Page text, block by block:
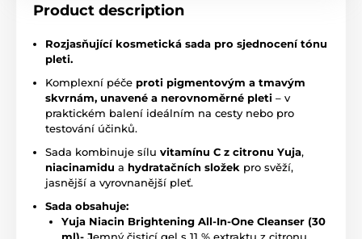
Product description
Rozjasňující kosmetická sada pro sjednocení tónu
pleti.
Komplexní péče proti pigmentovým a tmavým
skvrnám, unavené a nerovnoměrné pleti – v
praktickém balení ideálním na cesty nebo pro
testování účinků.
Sada kombinuje sílu vitamínu C z citronu Yuja,
niacinamidu a hydratačních složek pro svěží,
jasnější a vyrovnanější pleť.
Sada obsahuje:
Yuja Niacin Brightening All-In-One Cleanser (30